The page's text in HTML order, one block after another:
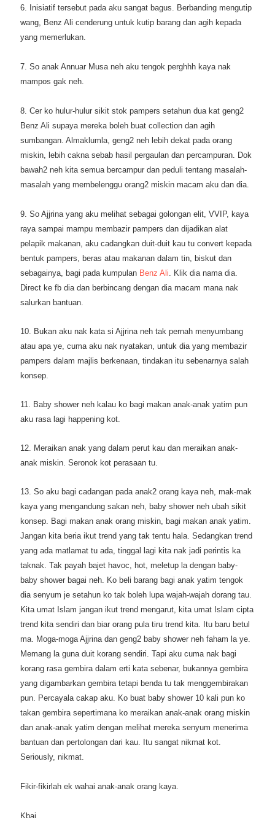
6. Inisiatif tersebut pada aku sangat bagus. Berbanding mengutip
wang, Benz Ali cenderung untuk kutip barang dan agih kepada
yang memerlukan.
7. So anak Annuar Musa neh aku tengok perghhh kaya nak
mampos gak neh.
8. Cer ko hulur-hulur sikit stok pampers setahun dua kat geng2
Benz Ali supaya mereka boleh buat collection dan agih
sumbangan. Almaklumla, geng2 neh lebih dekat pada orang
miskin, lebih cakna sebab hasil pergaulan dan percampuran. Dok
bawah2 neh kita semua bercampur dan peduli tentang masalah-
masalah yang membelenggu orang2 miskin macam aku dan dia.
9. So Ajjrina yang aku melihat sebagai golongan elit, VVIP, kaya
raya sampai mampu membazir pampers dan dijadikan alat
pelapik makanan, aku cadangkan duit-duit kau tu convert kepada
bentuk pampers, beras atau makanan dalam tin, biskut dan
sebagainya, bagi pada kumpulan Benz Ali. Klik dia nama dia.
Direct ke fb dia dan berbincang dengan dia macam mana nak
salurkan bantuan.
10. Bukan aku nak kata si Ajjrina neh tak pernah menyumbang
atau apa ye, cuma aku nak nyatakan, untuk dia yang membazir
pampers dalam majlis berkenaan, tindakan itu sebenarnya salah
konsep.
11. Baby shower neh kalau ko bagi makan anak-anak yatim pun
aku rasa lagi happening kot.
12. Meraikan anak yang dalam perut kau dan meraikan anak-
anak miskin. Seronok kot perasaan tu.
13. So aku bagi cadangan pada anak2 orang kaya neh, mak-mak
kaya yang mengandung sakan neh, baby shower neh ubah sikit
konsep. Bagi makan anak orang miskin, bagi makan anak yatim.
Jangan kita beria ikut trend yang tak tentu hala. Sedangkan trend
yang ada matlamat tu ada, tinggal lagi kita nak jadi perintis ka
taknak. Tak payah bajet havoc, hot, meletup la dengan baby-
baby shower bagai neh. Ko beli barang bagi anak yatim tengok
dia senyum je setahun ko tak boleh lupa wajah-wajah dorang tau.
Kita umat Islam jangan ikut trend mengarut, kita umat Islam cipta
trend kita sendiri dan biar orang pula tiru trend kita. Itu baru betul
ma. Moga-moga Ajjrina dan geng2 baby shower neh faham la ye.
Memang la guna duit korang sendiri. Tapi aku cuma nak bagi
korang rasa gembira dalam erti kata sebenar, bukannya gembira
yang digambarkan gembira tetapi benda tu tak menggembirakan
pun. Percayala cakap aku. Ko buat baby shower 10 kali pun ko
takan gembira sepertimana ko meraikan anak-anak orang miskin
dan anak-anak yatim dengan melihat mereka senyum menerima
bantuan dan pertolongan dari kau. Itu sangat nikmat kot.
Seriously, nikmat.
Fikir-fikirlah ek wahai anak-anak orang kaya.
Kbai.